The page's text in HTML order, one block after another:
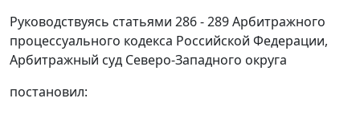
Руководствуясь статьями 286 - 289 Арбитражного
процессуального кодекса Российской Федерации,
Арбитражный суд Северо-Западного округа
постановил: